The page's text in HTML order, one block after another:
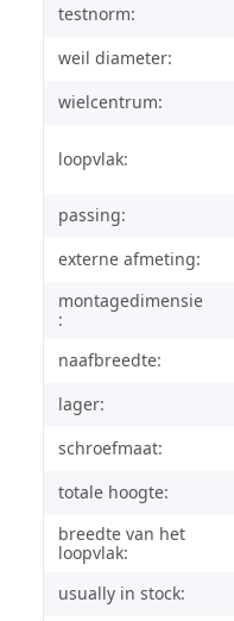
testnorm:
weil diameter:
wielcentrum:
loopvlak:
passing:
externe afmeting:
montagedimensie
:
naafbreedte:
lager:
schroefmaat:
totale hoogte:
breedte van het
loopvlak:
usually in stock: